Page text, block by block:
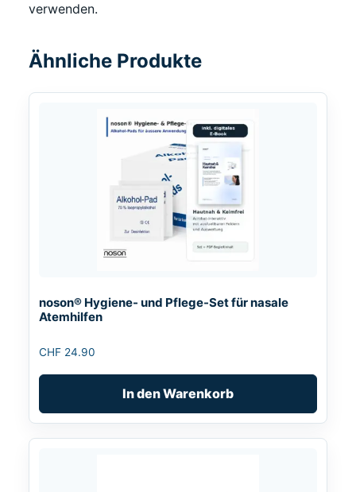
verwenden.
Ähnliche Produkte
noson® Hygiene- und Pflege-Set für nasale
Atemhilfen
CHF 24.90
In den Warenkorb